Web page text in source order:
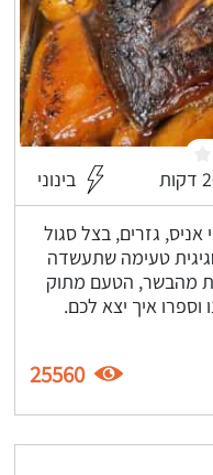
בינוני
גזרים, בצל סגול
טעימה שתעשדה
מהבשר, הטעם מתוק
איך יצא לכם.
25560